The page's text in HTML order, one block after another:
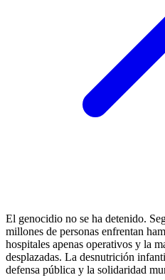
El genocidio no se ha detenido.
millones de personas enfrentan
hospitales apenas operativos y la
desplazadas. La desnutrición
defensa pública y la solidaridad